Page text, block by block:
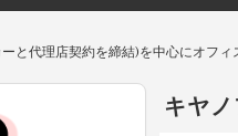
と代理店契約を締結)を中心にオフ
キヤ